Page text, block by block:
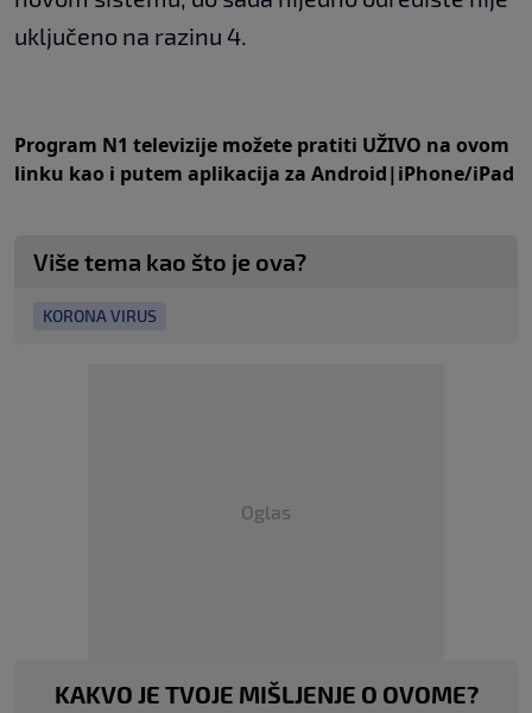
uključeno na razinu 4.
Program N1 televizije možete pratiti UŽIVO na ovom
linku kao i putem aplikacija za Android|iPhone/iPad
Više tema kao što je ova?
KORONA VIRUS
Oglas
KAKVO JE TVOJE MIŠLJENJE O OVOME?